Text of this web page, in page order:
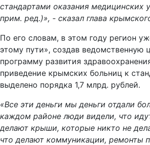
стандартами оказания медицинских
прим. ред.)», - сказал глава
По его словам, в этом году регион
этому пути», создав ведомственную
программу развития
приведение крымских больниц к
выделено порядка 1,7 млрд. рублей.
«Все эти деньги мы деньги отдали
каждом районе люди видели, что
делают крыши, которые никто не
что делают коммуникации, ремонты